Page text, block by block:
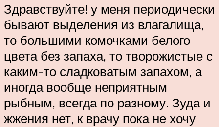
Здравствуйте! у меня периодически
бывают выделения из влагалища,
то большими комочками белого
цвета без запаха, то творожистые с
каким-то сладковатым запахом, а
иногда вообще неприятным
рыбным, всегда по разному. Зуда и
жжения нет, к врачу пока не хочу